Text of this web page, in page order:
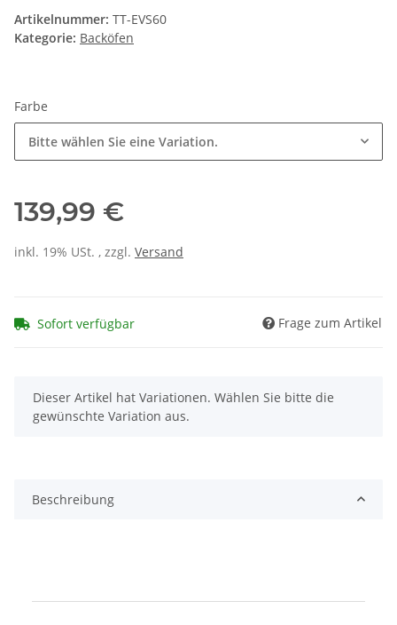
Artikelnummer: TT-EVS60
Kategorie: Backöfen
Farbe
Bitte wählen Sie eine Variation.
139,99 €
inkl. 19% USt. , zzgl. Versand
Sofort verfügbar Frage zum Artikel
x
Dieser Artikel hat Variationen. Wählen Sie bitte die
gewünschte Variation aus.
Beschreibung